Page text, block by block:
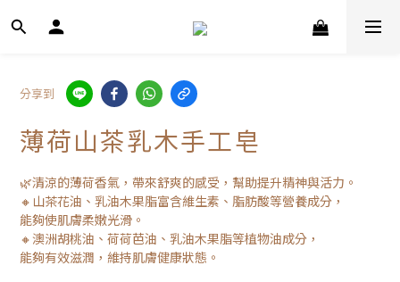
分享到
薄荷山茶乳木手工皂
🌿清涼的薄荷香氣，帶來舒爽的感受，幫助提升精神與活力。
🔸山茶花油、乳油木果脂富含維生素、脂肪酸等營養成分，
能夠使肌膚柔嫩光滑。
🔸澳洲胡桃油、荷荷芭油、乳油木果脂等植物油成分，
能夠有效滋潤，維持肌膚健康狀態。